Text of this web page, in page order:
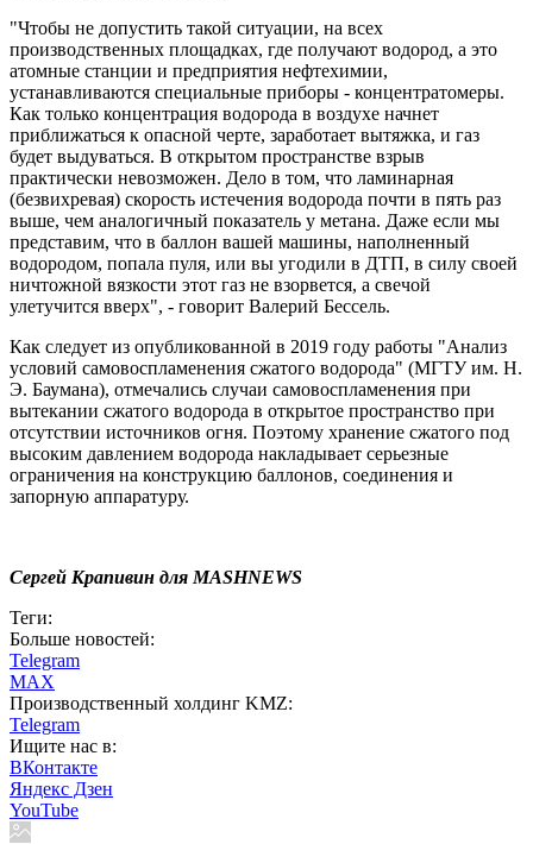
"Чтобы не допустить такой ситуации, на всех
производственных площадках, где получают водород, а это
атомные станции и предприятия нефтехимии,
устанавливаются специальные приборы - концентратомеры.
Как только концентрация водорода в воздухе начнет
приближаться к опасной черте, заработает вытяжка, и газ
будет выдуваться. В открытом пространстве взрыв
практически невозможен. Дело в том, что ламинарная
(безвихревая) скорость истечения водорода почти в пять раз
выше, чем аналогичный показатель у метана. Даже если мы
представим, что в баллон вашей машины, наполненный
водородом, попала пуля, или вы угодили в ДТП, в силу своей
ничтожной вязкости этот газ не взорвется, а свечой
улетучится вверх", - говорит Валерий Бессель.
Как следует из опубликованной в 2019 году работы "Анализ
условий самовоспламенения сжатого водорода" (МГТУ им. Н.
Э. Баумана), отмечались случаи самовоспламенения при
вытекании сжатого водорода в открытое пространство при
отсутствии источников огня. Поэтому хранение сжатого под
высоким давлением водорода накладывает серьезные
ограничения на конструкцию баллонов, соединения и
запорную аппаратуру.
Сергей Крапивин для MASHNEWS
Теги:
Больше новостей:
Telegram
MAX
Производственный холдинг KMZ:
Telegram
Ищите нас в:
ВКонтакте
Яндекс Дзен
YouTube